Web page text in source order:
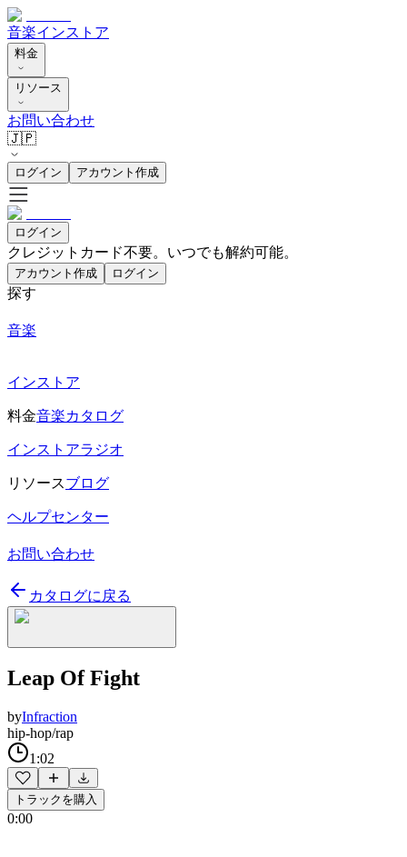
音楽インストア
料金
リソース
お問い合わせ
🇯🇵
ログイン アカウント作成
ログイン
クレジットカード不要。いつでも解約可能。
アカウント作成 ログイン
探す
音楽
インストア
料金音楽カタログ
インストアラジオ
リソースブログ
ヘルプセンター
お問い合わせ
カタログに戻る
Leap Of Fight
byInfraction
hip-hop/rap
1:02
トラックを購入
0:00